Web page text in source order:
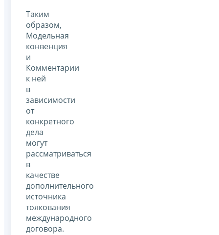
Таким
образом,
Модельная
конвенция
и
Комментарии
к ней
в
зависимости
от
конкретного
дела
могут
рассматриваться
в
качестве
дополнительного
источника
толкования
международного
договора.